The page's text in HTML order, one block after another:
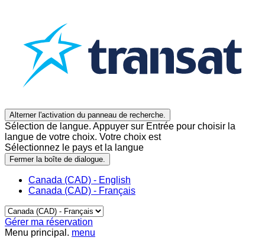
Alterner l'activation du panneau de recherche.
Sélection de langue. Appuyer sur Entrée pour choisir la
langue de votre choix. Votre choix est
Sélectionnez le pays et la langue
Fermer la boîte de dialogue.
Canada (CAD) - English
Canada (CAD) - Français
Gérer ma réservation
Menu principal. menu